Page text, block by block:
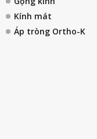
Kính mát
Áp tròng Ortho-K